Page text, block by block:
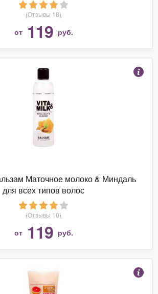
(Отзывы 18)
от 119 руб.
Маточное молоко & Миндаль
для всех типов волос
(Отзывы 10)
от 119 руб.